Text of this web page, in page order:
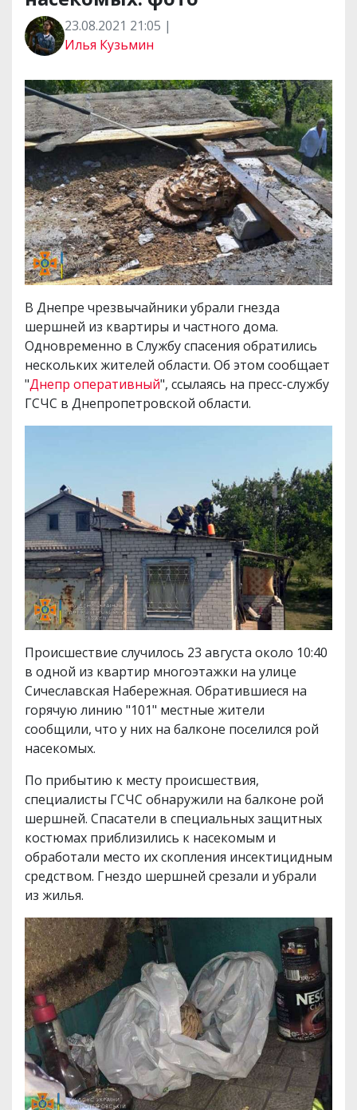
23.08.2021 21:05 |
Илья Кузьмин
В Днепре чрезвычайники убрали гнезда
шершней из квартиры и частного дома.
Одновременно в Службу спасения обратились
нескольких жителей области. Об этом сообщает
"Днепр оперативный", ссылаясь на пресс-службу
ГСЧС в Днепропетровской области.
Происшествие случилось 23 августа около 10:40
в одной из квартир многоэтажки на улице
Сичеславская Набережная. Обратившиеся на
горячую линию "101" местные жители
сообщили, что у них на балконе поселился рой
насекомых.
По прибытию к месту происшествия,
специалисты ГСЧС обнаружили на балконе рой
шершней. Спасатели в специальных защитных
костюмах приблизились к насекомым и
обработали место их скопления инсектицидным
средством. Гнездо шершней срезали и убрали
из жилья.